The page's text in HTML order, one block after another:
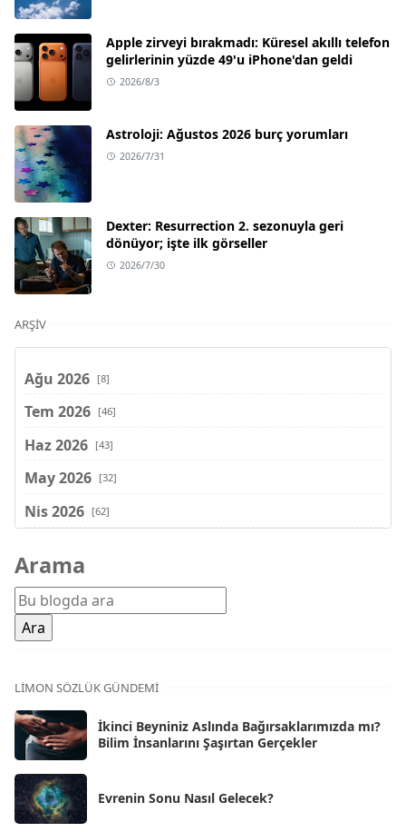
Apple zirveyi bırakmadı: Küresel akıllı telefon
gelirlerinin yüzde 49'u iPhone'dan geldi
2026/8/3
Astroloji: Ağustos 2026 burç yorumları
2026/7/31
Dexter: Resurrection 2. sezonuyla geri
dönüyor; işte ilk görseller
2026/7/30
ARŞIV
Ağu 2026 [8]
Tem 2026 [46]
Haz 2026 [43]
May 2026 [32]
Nis 2026 [62]
Şub 2026
Oca 2026 [72]
Ara 2025
Kas 2025
Eki 2025
Eyl 2025 [56]
Ağu 2025
Tem 2025
Arama
LIMON SÖZLÜK GÜNDEMI
İkinci Beyniniz Aslında Bağırsaklarımızda mı?
Bilim İnsanlarını Şaşırtan Gerçekler
Evrenin Sonu Nasıl Gelecek?